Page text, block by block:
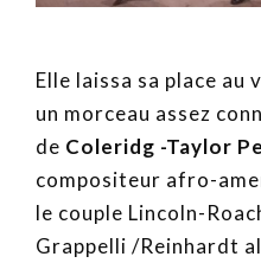
Elle laissa sa place
un morceau assez
de Coleridg -Taylor
compositeur afro-
le couple Lincoln-
Grappelli /Reinhardt